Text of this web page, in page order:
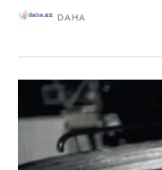
DAHA